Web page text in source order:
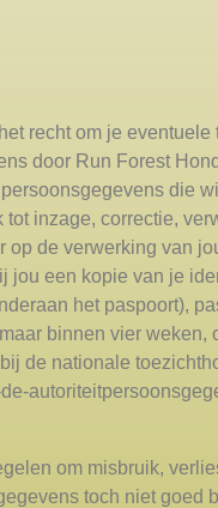
recht om je eventuele
door Run Forest
die
inzage, correctie,
de verwerking van
jou een kopie van je
het paspoort),
binnen vier weken,
de nationale
om misbruik,
toch niet goed